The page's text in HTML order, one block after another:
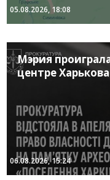
05.08.2026, 18:08
Мэрия
центре
06.08.2026, 15:24